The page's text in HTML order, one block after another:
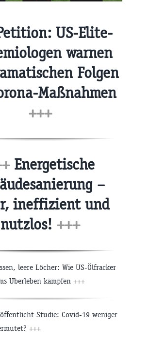
US-Elite-
warnen
Folgen
Maßnahmen
+++
Energetische
–
ineffizient und
nutzlos! +++
leere Löcher: Wie US-Ölfracker
Überleben kämpfen +++
Studie: Covid-19 weniger
+++